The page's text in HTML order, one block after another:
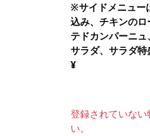
※サイドメニュー
込み、チキンの
テドカンパーニ
サラダ、サラダ特
¥
登録されていな
い。